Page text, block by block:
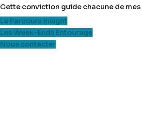
Cette conviction guide chacune de mes
Le Parcours Insight
Les Week-Ends Entourage
Nous contacter